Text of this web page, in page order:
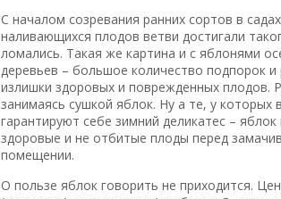
С началом созревания ранних сортов в
наливающихся плодов ветви достигали
ломались. Такая же картина и с яблонями
деревьев – большое количество подпорок
излишки здоровых и поврежденных плодов.
занимаясь сушкой яблок. Ну а те, у
гарантируют себе зимний деликатес –
здоровые и не отбитые плоды перед
помещении.
О пользе яблок говорить не приходится.